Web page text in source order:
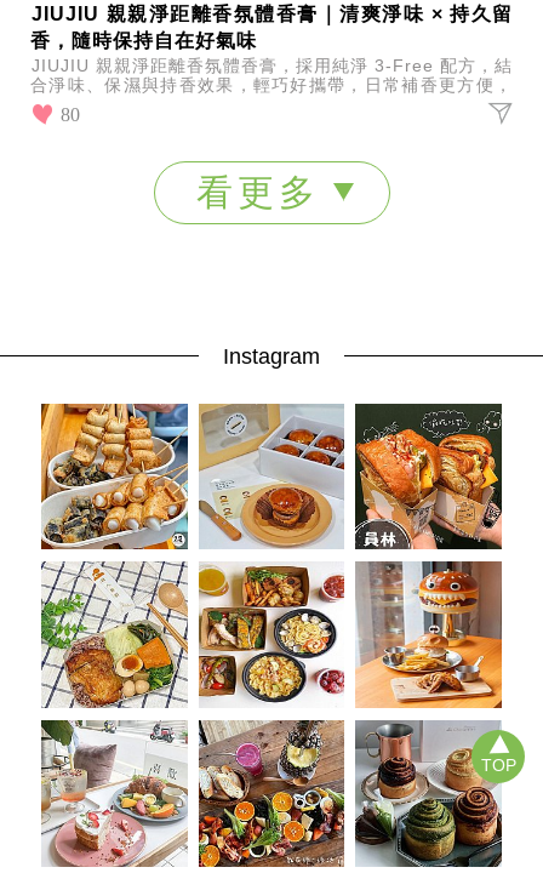
TOP
JIUJIU 親親淨距離香氛體香膏｜清爽淨味 × 持久留
香，隨時保持自在好氣味
JIUJIU 親親淨距離香氛體香膏，採用純淨 3-Free 配方，結
合淨味、保濕與持香效果，輕巧好攜帶，日常補香更方便，
展現清新自然魅力。
80
看更多
Instagram